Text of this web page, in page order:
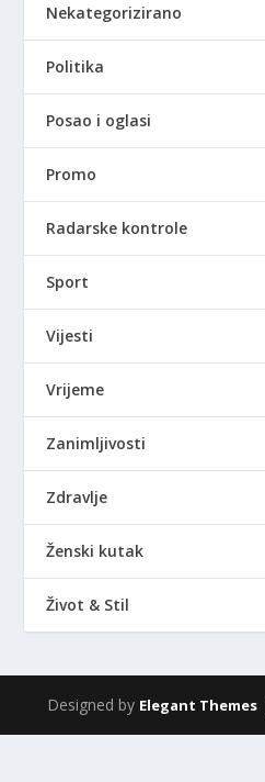
Nekategorizirano
Politika
Posao i oglasi
Promo
Radarske kontrole
Sport
Vijesti
Vrijeme
Zanimljivosti
Zdravlje
Ženski kutak
Život & Stil
Designed by Elegant Themes